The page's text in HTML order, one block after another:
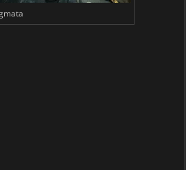
Total